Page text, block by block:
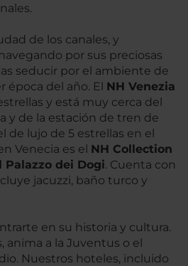
de los canales, y
por sus preciosas
seducir por el ambiente de
época del año. El NH Venezia
y está muy cerca del
y de la estación de tren de
de lujo de 5 estrellas en el
Venecia es el NH Collection
Palazzo dei Dogi. Cuenta con
jacuzzi, baño turco y
en su historia y cultura.
anima a la Juventus o el
Nuestros hoteles, incluido